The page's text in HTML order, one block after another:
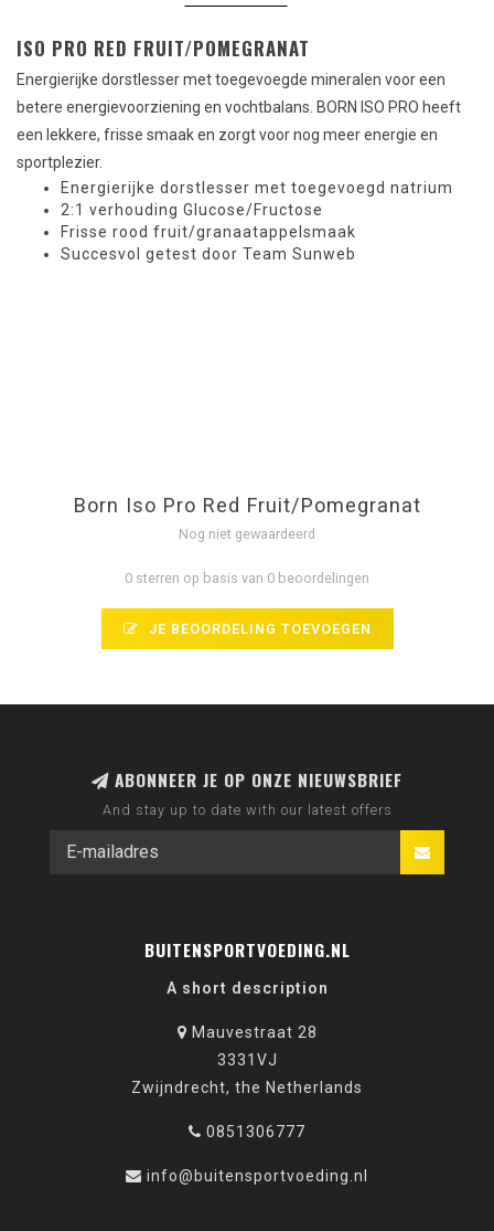
ISO PRO RED FRUIT/POMEGRANAT
Energierijke dorstlesser met toegevoegde mineralen voor een
betere energievoorziening en vochtbalans. BORN ISO PRO heeft
een lekkere, frisse smaak en zorgt voor nog meer energie en
sportplezier.
Energierijke dorstlesser met toegevoegd natrium
2:1 verhouding Glucose/Fructose
Frisse rood fruit/granaatappelsmaak
Succesvol getest door Team Sunweb
Born Iso Pro Red Fruit/Pomegranat
Nog niet gewaardeerd
0 sterren op basis van 0 beoordelingen
JE BEOORDELING TOEVOEGEN
ABONNEER JE OP ONZE NIEUWSBRIEF
And stay up to date with our latest offers
BUITENSPORTVOEDING.NL
A short description
Mauvestraat 28
3331VJ
Zwijndrecht, the Netherlands
0851306777
info@buitensportvoeding.nl